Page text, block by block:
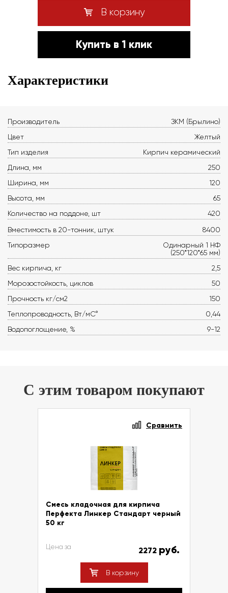
В корзину
Купить в 1 клик
Характеристики
Производитель
ЗКМ (Брылино)
Цвет
Желтый
Тип изделия
Кирпич керамический
Длина, мм
250
Ширина, мм
120
Высота, мм
65
Количество на поддоне, шт
420
Вместимость в 20-тонник, штук
8400
Типоразмер
Одинарный 1 НФ
(250*120*65 мм)
Вес кирпича, кг
2,5
Морозостойкость, циклов
50
Прочность кг/см2
150
Теплопроводность, Вт/мС°
0,44
Водопоглощение, %
9-12
С этим товаром покупают
Сравнить
Смесь кладочная для кирпича
Перфекта Линкер Стандарт черный
50 кг
Цена за 2272 руб.
В корзину